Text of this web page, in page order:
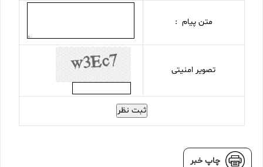
متن پیام :
تصویر امنیتی
ثبت نظر
چاپ خبر